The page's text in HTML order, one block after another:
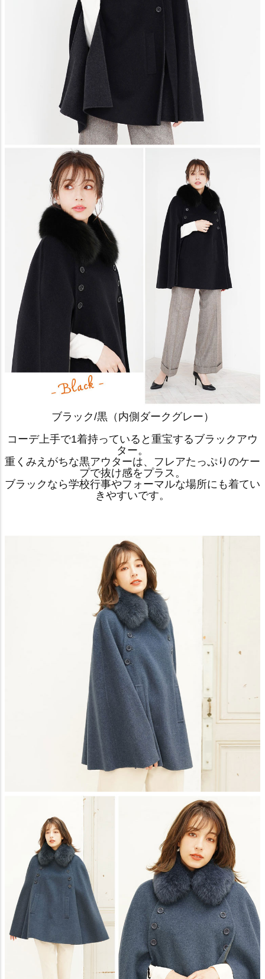
ブラック/黒（内側ダークグレー）
コーデ上手で1着持っていると重宝するブラックアウ
ター。
重くみえがちな黒アウターは、フレアたっぷりのケー
プで抜け感をプラス。
ブラックなら学校行事やフォーマルな場所にも着てい
きやすいです。